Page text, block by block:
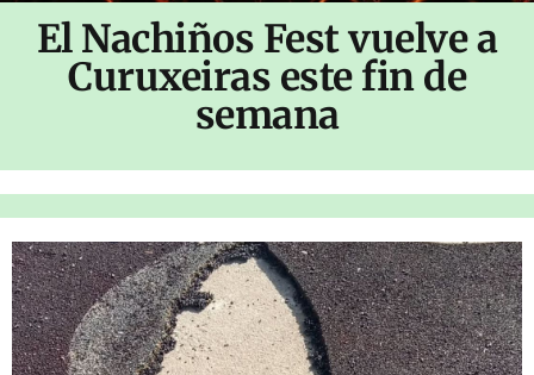
El Nachiños Fest vuelve a
Curuxeiras este fin de
semana